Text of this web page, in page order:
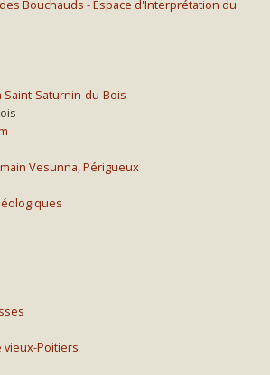
Bouchauds - Espace d'Interprétation du
Saint-Saturnin-du-Bois
Vesunna, Périgueux
vieux-Poitiers